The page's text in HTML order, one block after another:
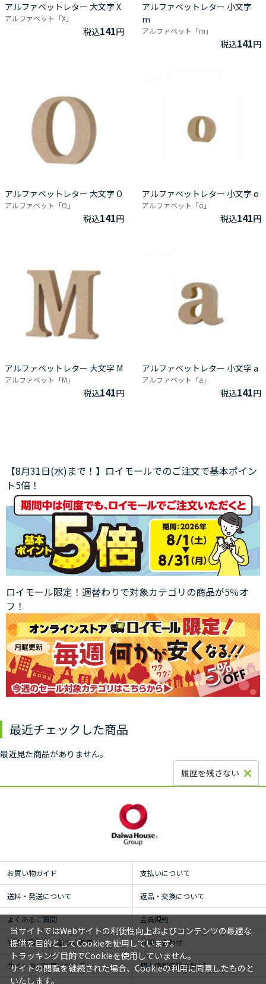
アルファベットレター 大文字 X
アルファベット「X」
税込141円
アルファベットレター 小文字
m
アルファベット「m」
税込141円
アルファベットレター 大文字 O
アルファベット「O」
税込141円
アルファベットレター 小文字 o
アルファベット「o」
税込141円
アルファベットレター 大文字 M
アルファベット「M」
税込141円
アルファベットレター 小文字 a
アルファベット「a」
税込141円
【8月31日(水)まで！】ロイモールでのご注文で基本ポイン
ト5倍！
ロイモール限定！週替わりで対象カテゴリの商品が5％オ
フ！
最近チェックした商品
最近見た商品がありません。
履歴を残さない
お買い物ガイド 支払いについて
送料・発送について 返品・交換について
よくあるご質問 会員規約
特定商取引法に基づく表示 お問い合わせ
サイトのご利用について 個人情報保護方針
当サイトではWebサイトの利便性向上およびコンテンツの最適な
提供を目的としてCookieを使用しています。
トラッキング目的でCookieを使用していません。
サイトの閲覧を継続された場合、Cookieの利用に同意したものと
いたします。